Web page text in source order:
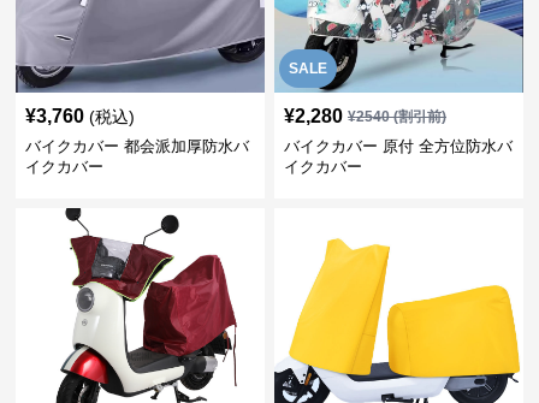
¥3,760 (税込)
バイクカバー 都会派加厚防水バ
イクカバー
SALE
¥2,280 ¥2540(割引前)
バイクカバー 原付 全方位防水バ
イクカバー